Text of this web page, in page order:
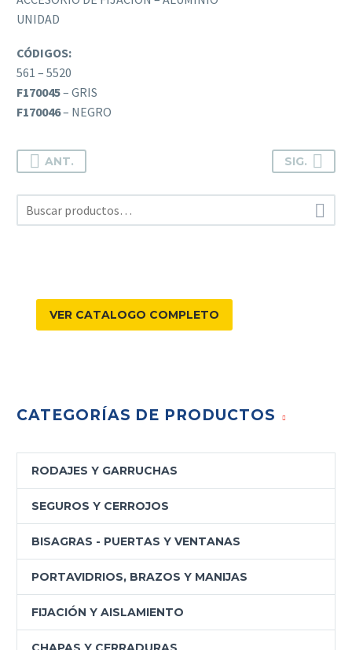
UNIDAD
CÓDIGOS:
561 – 5520
F170045– GRIS
F170046– NEGRO
ANT. SIG.

VER CATALOGO COMPLETO
CATEGORÍAS DE PRODUCTOS
RODAJES Y GARRUCHAS
SEGUROS Y CERROJOS
BISAGRAS - PUERTAS Y VENTANAS
PORTAVIDRIOS, BRAZOS Y MANIJAS
FIJACIÓN Y AISLAMIENTO